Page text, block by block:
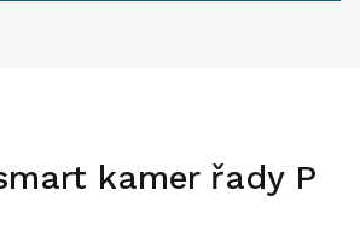
kamer řady P